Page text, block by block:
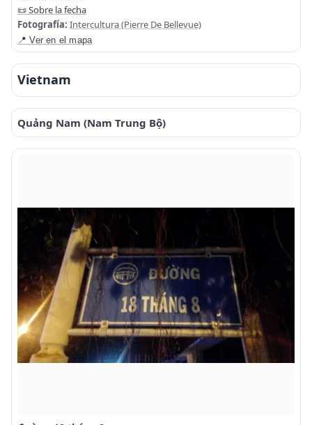
📜 Sobre la fecha
Fotografía: Intercultura (Pierre De Bellevue)
📍 Ver en el mapa
Vietnam
Quảng Nam (Nam Trung Bộ)